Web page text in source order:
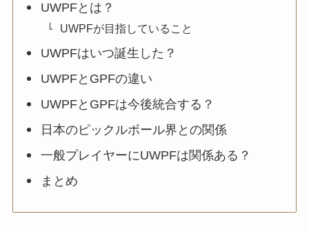
UWPFとは？
UWPFが目指していること
UWPFはいつ誕生した？
UWPFとGPFの違い
UWPFとGPFは今後統合する？
日本のピックルボール界との関係
一般プレイヤーにUWPFは関係ある？
まとめ